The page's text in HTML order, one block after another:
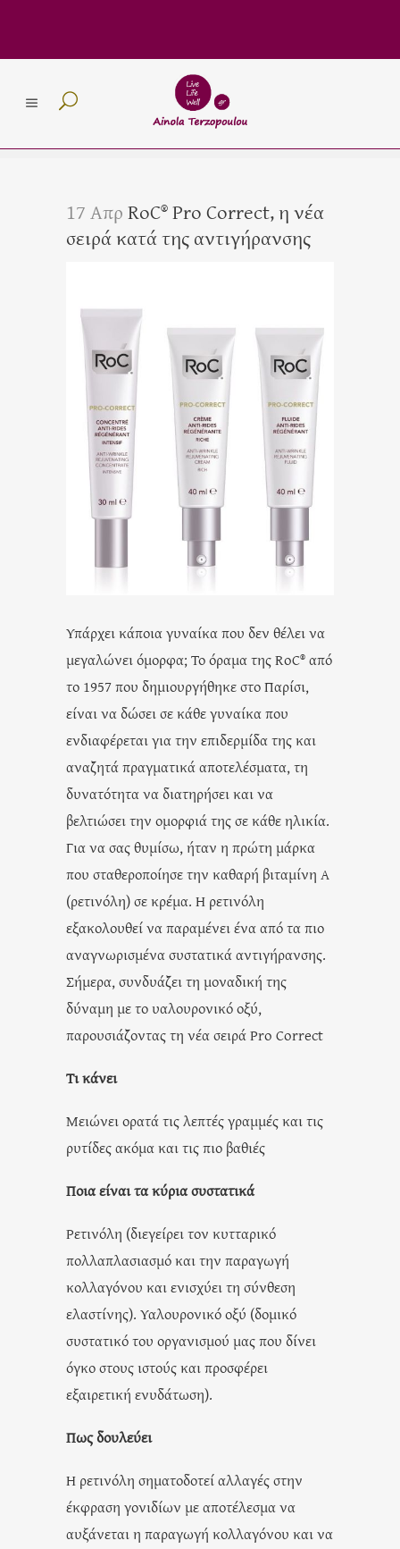
17 ΑπρRoC® Pro Correct, η νέα
σειρά κατά της αντιγήρανσης
Υπάρχει κάποια γυναίκα που δεν θέλει να
μεγαλώνει όμορφα; Το όραμα της RoC® από
το 1957 που δημιουργήθηκε στο Παρίσι,
είναι να δώσει σε κάθε γυναίκα που
ενδιαφέρεται για την επιδερμίδα της και
αναζητά πραγματικά αποτελέσματα, τη
δυνατότητα να διατηρήσει και να
βελτιώσει την ομορφιά της σε κάθε ηλικία.
Για να σας θυμίσω, ήταν η πρώτη μάρκα
που σταθεροποίησε την καθαρή βιταμίνη Α
(ρετινόλη) σε κρέμα. Η ρετινόλη
εξακολουθεί να παραμένει ένα από τα πιο
αναγνωρισμένα συστατικά αντιγήρανσης.
Σήμερα, συνδυάζει τη μοναδική της
δύναμη με το υαλουρονικό οξύ,
παρουσιάζοντας τη νέα σειρά Pro Correct
Τι κάνει
Μειώνει ορατά τις λεπτές γραμμές και τις
ρυτίδες ακόμα και τις πιο βαθιές
Ποια είναι τα κύρια συστατικά
Ρετινόλη (διεγείρει τον κυτταρικό
πολλαπλασιασμό και την παραγωγή
κολλαγόνου και ενισχύει τη σύνθεση
ελαστίνης). Υαλουρονικό οξύ (δομικό
συστατικό του οργανισμού μας που δίνει
όγκο στους ιστούς και προσφέρει
εξαιρετική ενυδάτωση).
Πως δουλεύει
Η ρετινόλη σηματοδοτεί αλλαγές στην
έκφραση γονιδίων με αποτέλεσμα να
αυξάνεται η παραγωγή κολλαγόνου και να